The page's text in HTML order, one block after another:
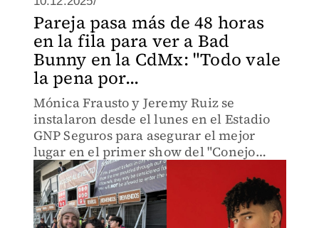
Pareja pasa más de 48 horas
en la fila para ver a Bad
Bunny en la CdMx: "Todo vale
la pena por...
Mónica Frausto y Jeremy Ruiz se
instalaron desde el lunes en el Estadio
GNP Seguros para asegurar el mejor
lugar en el primer show del "Conejo
Malo"